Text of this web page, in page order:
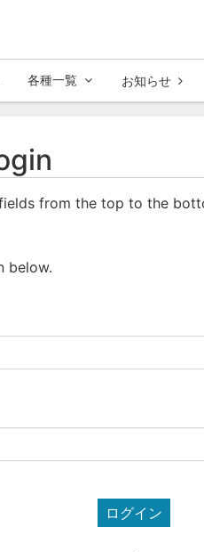
各種一覧 お知らせ
from the top to the
below.
ログイン